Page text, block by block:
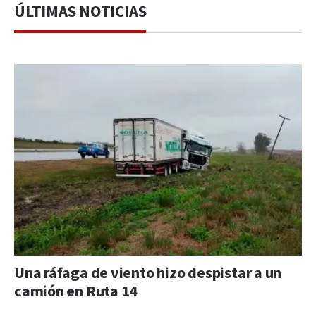
ÚLTIMAS NOTICIAS
Una ráfaga de viento hizo despistar a un
camión en Ruta 14